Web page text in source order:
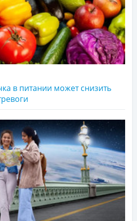
в питании может снизить